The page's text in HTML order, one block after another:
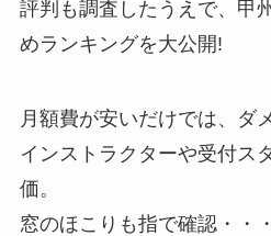
評判も調査したうえで、甲
めランキングを大公開!
月額費が安いだけでは、ダメ
インストラクターや受付ス
価。
窓のほこりも指で確認・・